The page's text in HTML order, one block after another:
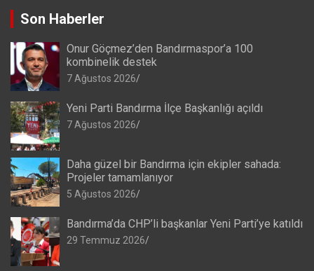
Son Haberler
Onur Göçmez’den Bandırmaspor’a 100
kombinelik destek
7 Ağustos 2026
Yeni Parti Bandırma İlçe Başkanlığı açıldı
7 Ağustos 2026
Daha güzel bir Bandırma için ekipler sahada:
Projeler tamamlanıyor
5 Ağustos 2026
Bandırma’da CHP’li başkanlar Yeni Parti’ye katıldı
29 Temmuz 2026